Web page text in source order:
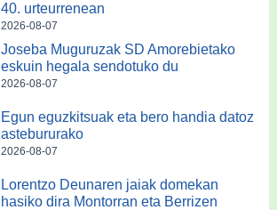
40. urteurrenean
2026-08-07
Joseba Muguruzak SD Amorebietako
eskuin hegala sendotuko du
2026-08-07
Egun eguzkitsuak eta bero handia datoz
astebururako
2026-08-07
Lorentzo Deunaren jaiak domekan
hasiko dira Montorran eta Berrizen